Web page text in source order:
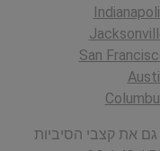
San
את קצבי הסיביות